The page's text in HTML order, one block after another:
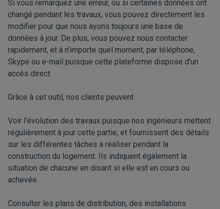
Si vous remarquez une erreur, ou si certaines données ont
changé pendant les travaux, vous pouvez directement les
modifier pour que nous ayons toujours une base de
données à jour. De plus, vous pouvez nous contacter
rapidement, et à n’importe quel moment, par téléphone,
Skype ou e-mail puisque cette plateforme dispose d’un
accès direct.
Grâce à cet outil, nos clients peuvent :
Voir l’évolution des travaux puisque nos ingénieurs mettent
régulièrement à jour cette partie, et fournissent des détails
sur les différentes tâches à réaliser pendant la
construction du logement. Ils indiquent également la
situation de chacune en disant si elle est en cours ou
achevée.
Consulter les plans de distribution, des installations